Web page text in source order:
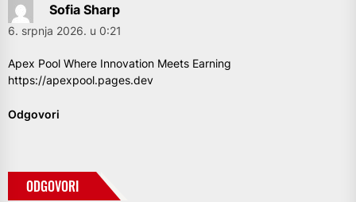
Sofia Sharp
6. srpnja 2026. u 0:21
Apex Pool Where Innovation Meets Earning
https://apexpool.pages.dev
Odgovori
ODGOVORI